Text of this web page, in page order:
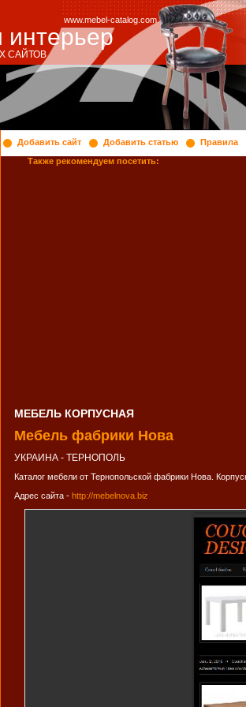
www.mebel-catalog.com
САЙТОВ
Добавить сайт Добавить статью Правила
Также рекомендуем посетить:
МЕБЕЛЬ КОРПУСНАЯ
Мебель фабрики Нова
УКРАИНА - ТЕРНОПОЛЬ
Каталог мебели от Тернопольской фабрики Нова.
Адрес сайта - http://mebelnova.biz